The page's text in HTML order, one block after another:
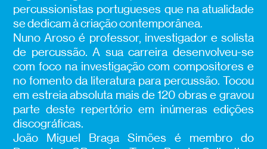
percussionistas portugueses que na atualidade
se dedicam à criação contemporânea.
Nuno Aroso é professor, investigador e solista
de percussão. A sua carreira desenvolveu-se
com foco na investigação com compositores e
no fomento da literatura para percussão. Tocou
em estreia absoluta mais de 120 obras e gravou
parte deste repertório em inúmeras edições
discográficas.
João Miguel Braga Simões é membro do